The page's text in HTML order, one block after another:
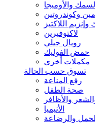
والأوميجا
وكوندروتين
وإنزيم اللاكتيز
لاكتوفيرين
رويال جيلي
حمض الفوليك
مكملات أخرى
تسوق حسب الحالة
رفع المناعة
صحة الطفل
والأظافر
الأنيميا
الحمل والرضاعة